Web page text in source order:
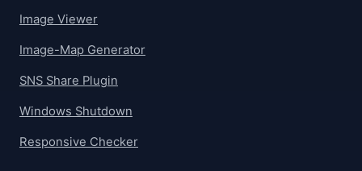
Image Viewer
Image-Map Generator
SNS Share Plugin
Windows Shutdown
Responsive Checker